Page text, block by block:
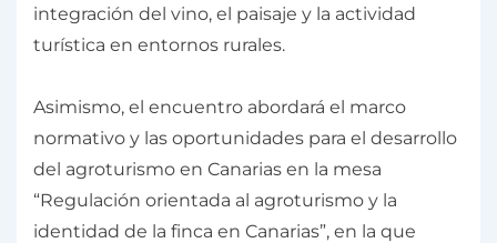
integración del vino, el paisaje y la actividad
turística en entornos rurales.
Asimismo, el encuentro abordará el marco
normativo y las oportunidades para el desarrollo
del agroturismo en Canarias en la mesa
“Regulación orientada al agroturismo y la
identidad de la finca en Canarias”, en la que